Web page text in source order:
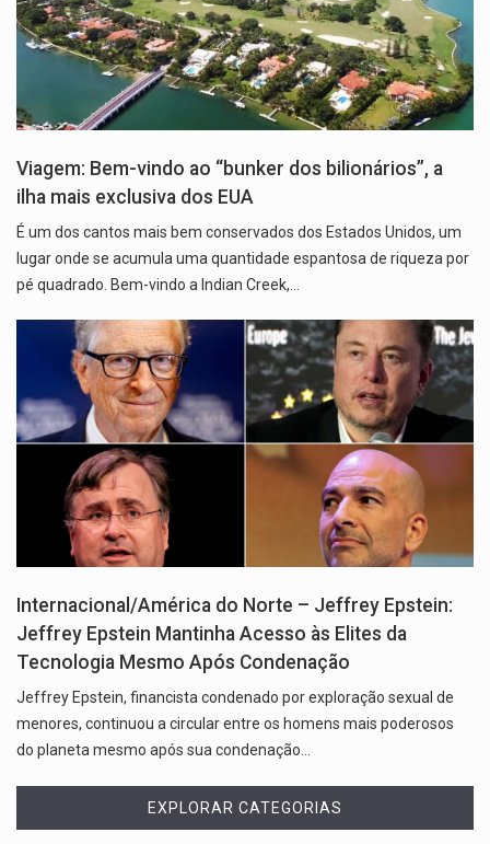
Viagem: Bem-vindo ao “bunker dos bilionários”, a
ilha mais exclusiva dos EUA
É um dos cantos mais bem conservados dos Estados Unidos, um
lugar onde se acumula uma quantidade espantosa de riqueza por
pé quadrado. Bem-vindo a Indian Creek,…
Internacional/América do Norte – Jeffrey Epstein:
Jeffrey Epstein Mantinha Acesso às Elites da
Tecnologia Mesmo Após Condenação
Jeffrey Epstein, financista condenado por exploração sexual de
menores, continuou a circular entre os homens mais poderosos
do planeta mesmo após sua condenação…
EXPLORAR CATEGORIAS